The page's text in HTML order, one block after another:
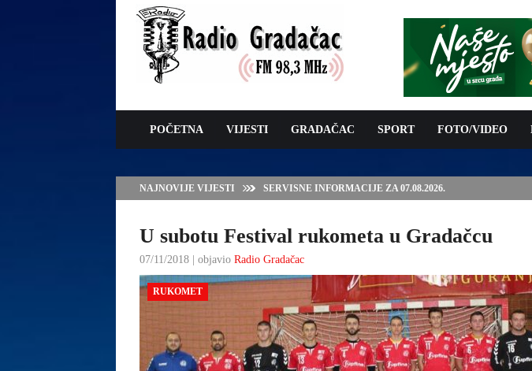
POČETNA VIJESTI GRADAČAC SPORT FOTO/VIDEO
NAJNOVIJE VIJESTI
VLADA TK – POTPISAN UGOVOR: 6,9 MILIONA KM ZA
GRADAČCA
U subotu Festival rukometa u Gradačcu
07/11/2018 | objavio Radio Gradačac
RUKOMET